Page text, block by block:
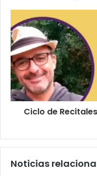
Ciclo de
Noticias